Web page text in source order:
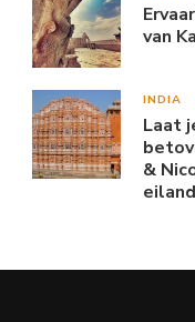
van
INDIA
Laat
&